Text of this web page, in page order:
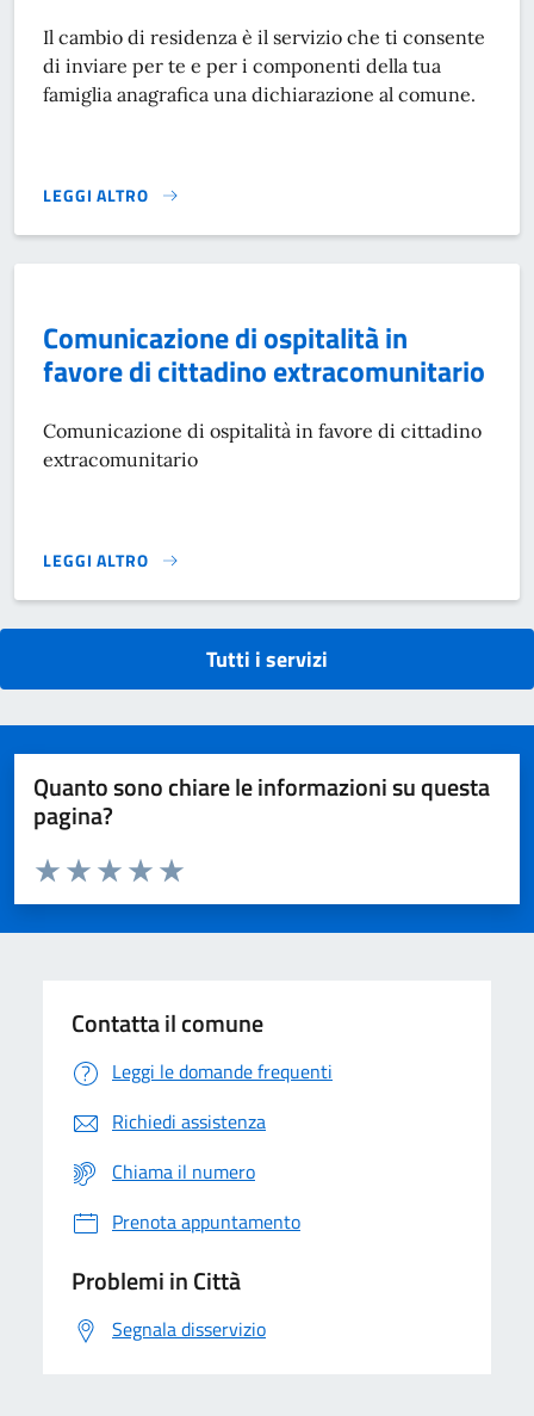
Il cambio di residenza è il servizio che ti consente
di inviare per te e per i componenti della tua
famiglia anagrafica una dichiarazione al comune.
LEGGI ALTRO
CAMBIO DI RESIDENZA - ANPR}
Comunicazione di ospitalità in
favore di cittadino extracomunitario
Comunicazione di ospitalità in favore di cittadino
extracomunitario
LEGGI ALTRO
COMUNICAZIONE DI OSPITALITÀ IN FAVORE DI CITTADINO
Tutti i servizi
Quanto sono chiare le informazioni su questa
pagina?
Domanda
Valuta da 1 a 5 stelle la pagina
Valuta 5 stelle su 5
Valuta 4 stelle su 5
Valuta 3 stelle su 5
Valuta 2 stelle su 5
Valuta 1 stelle su 5
Contatta il comune
Leggi le domande frequenti
Richiedi assistenza
Chiama il numero
Prenota appuntamento
Problemi in Città
Segnala disservizio